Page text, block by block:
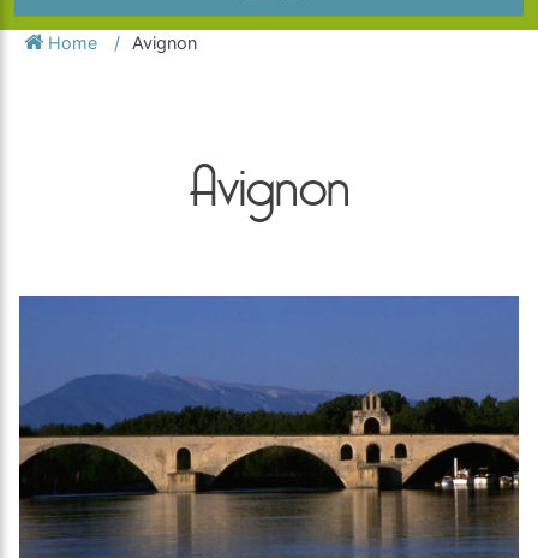
Home Avignon
Avignon